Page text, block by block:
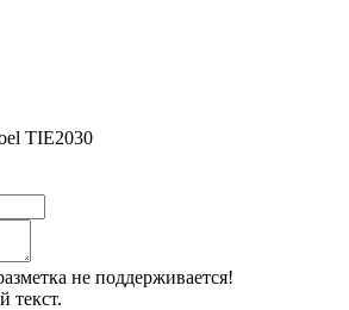
TIE2030
не поддерживается!
текст.